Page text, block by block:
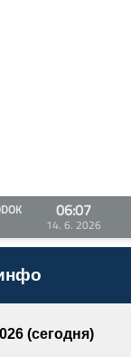
06:07
14. 6. 2026
(сегодня)